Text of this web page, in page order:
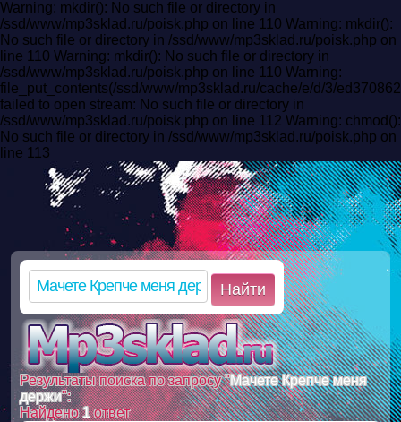
Warning: mkdir(): No such file or directory in
/ssd/www/mp3sklad.ru/poisk.php on line 110 Warning: mkdir():
No such file or directory in /ssd/www/mp3sklad.ru/poisk.php on
line 110 Warning: mkdir(): No such file or directory in
/ssd/www/mp3sklad.ru/poisk.php on line 110 Warning:
file_put_contents(/ssd/www/mp3sklad.ru/cache/e/d/3/
failed to open stream: No such file or directory in
/ssd/www/mp3sklad.ru/poisk.php on line 112 Warning: chmod():
No such file or directory in /ssd/www/mp3sklad.ru/poisk.php on
line 113
Найти
Результаты поиска по запросу "Мачете Крепче меня
держи":
Найдено1ответ